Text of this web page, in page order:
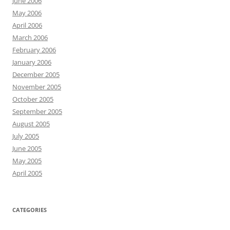
May 2006
April 2006
March 2006
February 2006
January 2006
December 2005
November 2005
October 2005
September 2005
August 2005
July 2005
June 2005
May 2005
April 2005
CATEGORIES